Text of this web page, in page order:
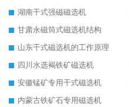
湖南干式强磁磁选机
甘肃永磁筒式磁选机结构
山东干式磁选机的工作原理
四川水选褐铁矿磁选机
安徽锰矿专用干式磁选机
内蒙古铁矿石专用磁选机